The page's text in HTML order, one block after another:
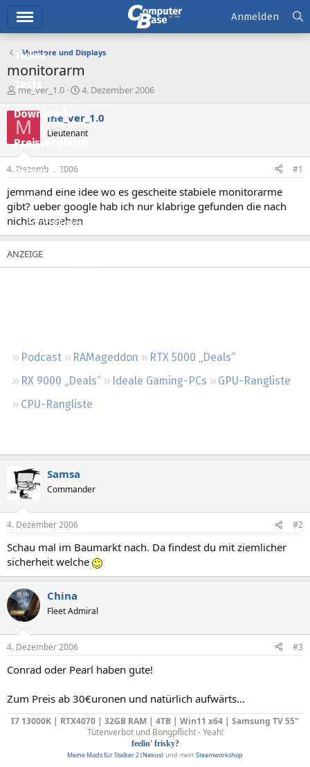
Ticker
Downloads
Preisvergleich
Forum
Aktuelles
Empfohlene Inhalte
Neueste Aktivitäten
Podcast RAMageddon
RTX 5000 „Deals“
RX 9000 „Deals“
Ideale Gaming-PCs
GPU-Rangliste
CPU-Rangliste
Anmelden
Monitore und Displays
monitorarm
E
s
t
e
l
e
r
me_ver_1.0
E
s
e
t
a
4. Dezember 2006
M me_ver_1.0
Lieutenant
4. Dezember 2006 #1
jemmand eine idee wo es gescheite stabiele monitorarme
gibt? ueber google hab ich nur klabrige gefunden die nach
nichts aussehen
Samsa
Commander
4. Dezember 2006 #2
Schau mal im Baumarkt nach. Da findest du mit ziemlicher
sicherheit welche
China
Fleet Admiral
4. Dezember 2006 #3
Conrad oder Pearl haben gute!
Zum Preis ab 30€uronen und natürlich aufwärts...
I7 13000K | RTX4070 | 32GB RAM | 4TB | Win11 x64 | Samsung TV 55"
Tütenverbot und Bongpflicht - Yeah!
feelin' frisky?
Meine Mods für Stalker 2 (Nexus) und mein Steamworkshop